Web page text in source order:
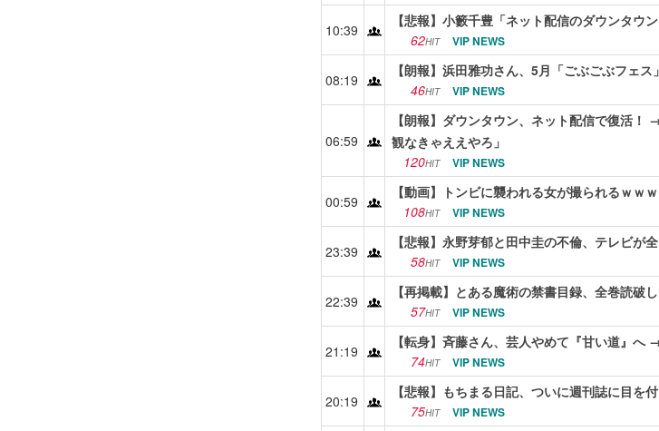
10:39
【悲報】小籔千豊「ネット配信のダウンタウ
62HIT VIP NEWS
08:19
【朗報】浜田雅功さん、5月「ごぶごぶフェ
46HIT VIP NEWS
06:59
【朗報】ダウンタウン、ネット配信で復活
観なきゃええやろ」
120HIT VIP NEWS
00:59
【動画】トンビに襲われる女が撮られるｗｗ
108HIT VIP NEWS
23:39
【悲報】永野芽郁と田中圭の不倫、テレビが
58HIT VIP NEWS
22:39
【再掲載】とある魔術の禁書目録、全巻読破
57HIT VIP NEWS
21:19
【転身】斉藤さん、芸人やめて『甘い道』へ
74HIT VIP NEWS
20:19
【悲報】もちまる日記、ついに週刊誌に目を
75HIT VIP NEWS